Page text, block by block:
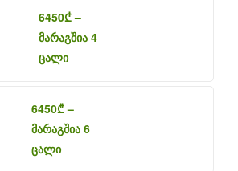
6450₾–
მარაგშია 4
ცალი
6450₾–
მარაგშია 6
ცალი